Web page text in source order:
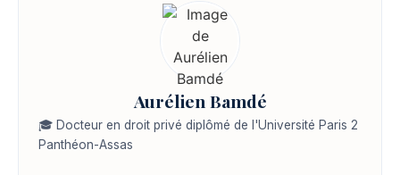
Aurélien Bamdé
🎓 Docteur en droit privé diplômé de l'Université Paris 2
Panthéon-Assas